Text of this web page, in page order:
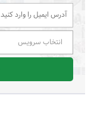
انتخاب سرویس